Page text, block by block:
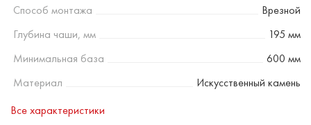
Способ монтажа
Врезной
Глубина чаши, мм
195 мм
Минимальная база
600 мм
Материал
Искусственный камень
Все характеристики